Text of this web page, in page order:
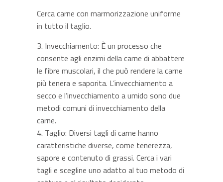
Cerca carne con marmorizzazione uniforme
in tutto il taglio.
Invecchiamento: È un processo che
consente agli enzimi della carne di abbattere
le fibre muscolari, il che può rendere la carne
più tenera e saporita. L’invecchiamento a
secco e l’invecchiamento a umido sono due
metodi comuni di invecchiamento della
carne.
Taglio: Diversi tagli di carne hanno
caratteristiche diverse, come tenerezza,
sapore e contenuto di grassi. Cerca i vari
tagli e scegline uno adatto al tuo metodo di